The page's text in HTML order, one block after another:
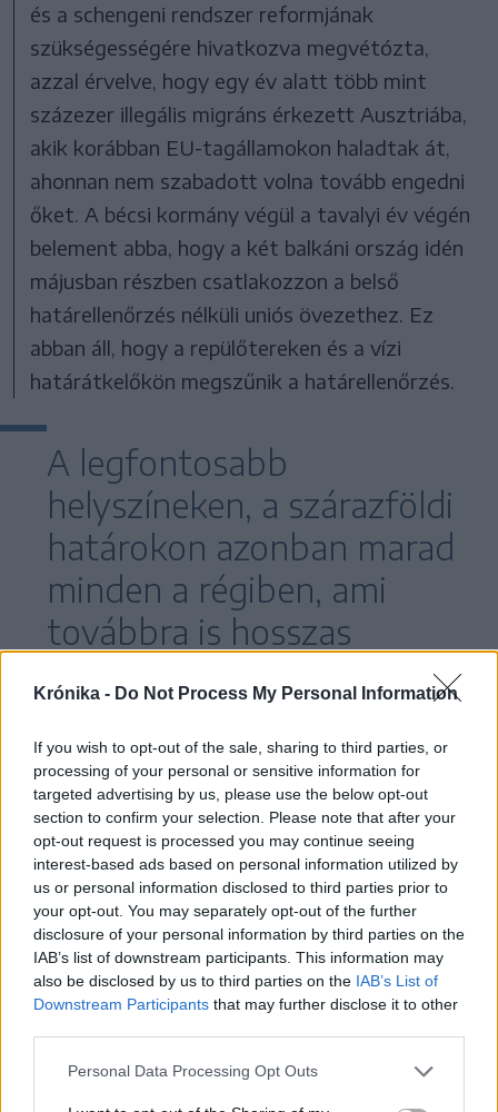
Krónika - Do Not Process My Personal Information
If you wish to opt-out of the sale, sharing to third parties, or
processing of your personal or sensitive information for
targeted advertising by us, please use the below opt-out
section to confirm your selection. Please note that after your
opt-out request is processed you may continue seeing
interest-based ads based on personal information utilized by
us or personal information disclosed to third parties prior to
your opt-out. You may separately opt-out of the further
disclosure of your personal information by third parties on the
IAB’s list of downstream participants. This information may
also be disclosed by us to third parties on the IAB’s List of
Downstream Participants that may further disclose it to other
Personal Data Processing Opt Outs
és a schengeni rendszer reformjának
szükségességére hivatkozva megvétózta,
azzal érvelve, hogy egy év alatt több mint
százezer illegális migráns érkezett Ausztriába,
akik korábban EU-tagállamokon haladtak át,
ahonnan nem szabadott volna tovább engedni
őket. A bécsi kormány végül a tavalyi év végén
belement abba, hogy a két balkáni ország idén
májusban részben csatlakozzon a belső
határellenőrzés nélküli uniós övezethez. Ez
abban áll, hogy a repülőtereken és a vízi
határátkelőkön megszűnik a határellenőrzés.
A legfontosabb
helyszíneken, a szárazföldi
határokon azonban marad
minden a régiben, ami
továbbra is hosszas
sorban állást jelent.
A fuvarozók ezért elégedetlenek a román
kormány által jelentős előrelépésként tálalt
„eredménnyel”. Amúgy Bécs feltételeket is
szabott: a külső uniós határok, illetve a bolgár-
román és a magyar-román határ
ellenőrzésének fokozását, valamint azt, hogy
Románia és Bulgária fogadja vissza Ausztriából
azokat az illegális migránsokat, akik a két
Gerhard Karner osztrák belügyminiszter a hét